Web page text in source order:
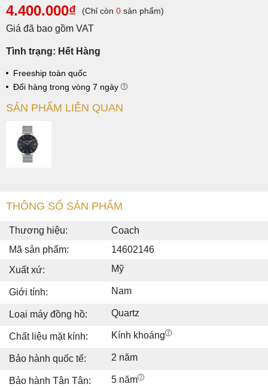
4.400.000₫ (Chỉ còn 0 sản phẩm)
Giá đã bao gồm VAT
Tình trạng: Hết Hàng
Freeship toàn quốc
Đổi hàng trong vòng 7 ngày
SẢN PHẨM LIÊN QUAN
THÔNG SỐ SẢN PHẨM
Thương hiệu:
Coach
Mã sản phẩm:
14602146
Xuất xứ:
Mỹ
Giới tính: Nam
Loại máy đồng hồ: Quartz
Chất liệu mặt kính: Kính khoáng
Bảo hành quốc tế: 2 năm
Bảo hành Tân Tân: 5 năm